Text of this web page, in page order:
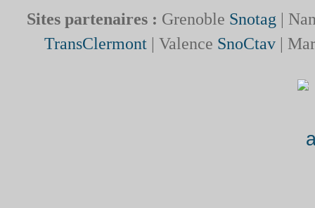
Sites partenaires : Grenoble Snotag |
TransClermont| Valence SnoCtav|